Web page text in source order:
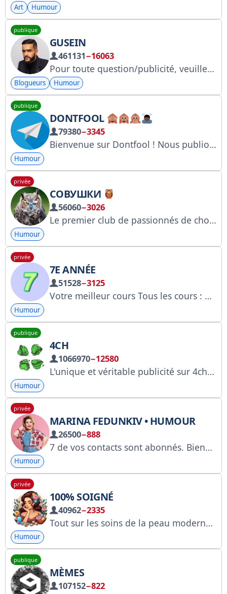
Art Humour
publique
GUSEIN
461131−16063
Pour toute question/publicité, veuillez contacter @reklama_Elena.
Blogueurs Humour
publique
DONTFOOL
79380−3345
Bienvenue sur Dontfool ! Nous publions des vidéos et des mèmes hilarants ! Préparez-vous à pleurer de rire !
Humour
privée
СОВУШКИ
56060−3026
Le premier club de passionnés de chouettes du genre ! Collaboration : @deficityoda, @madiken Gestion : @Spiral_Miya, @malinkin360 Invitez un ami : https://t.me/+BMjKzL9VC5g2ZWYy Et oui, des hiboux grands-ducs, des chouettes effraies et d’autres merveilles sont parmi nous, et nous le savons.
Humour
privée
7E ANNÉE
51528−3125
Votre meilleur cours Tous les cours : @ychebanow Publicité @stanik Manager @Diggsale
Humour
publique
4CH
1066970−12580
L'unique et véritable publicité sur 4ch : @adv4ch RKN : https://clck.ru/3FiYXP
Humour
privée
MARINA FEDUNKIV • HUMOUR
26500−888
7 de vos contacts sont abonnés. Bienvenue dans la plus grande communauté dédiée à la merveilleuse actrice Marina Fedunkiv ! Pour toute question : @tgSmokke Toutes nos chaînes : @tgSmokeMedia Lien : @tgHumorF Gestionnaires : @tgbester Chaîne non officielle !
Humour
privée
100% SOIGNÉ
40962−2335
Tout sur les soins de la peau modernes et les méthodes de rajeunissement ! Avec nous, vous ne vieillirez pas ! Publicité : @pryhozhenanavse100 https://telega.in/c/+M8lTegXLordlNTZl
Humour
publique
MÈMES
107152−822